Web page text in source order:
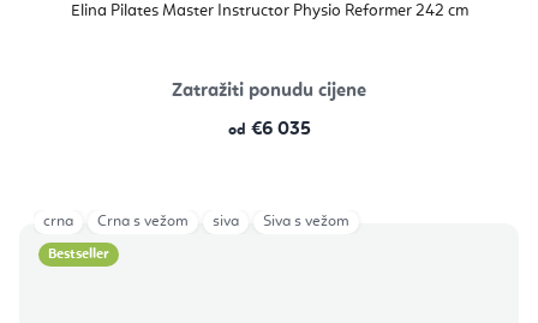
Elina Pilates Master Instructor Physio Reformer 242 cm
Zatražiti ponudu cijene
od €6 035
Bestseller
crna Crna s vežom siva Siva s vežom